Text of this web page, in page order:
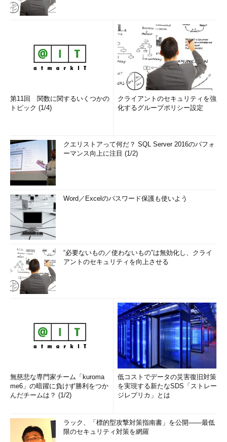
第11回 関数に関するいくつかの
トピック (1/4)
クライアントのセキュリティを強
化するグループポリシー設定
クエリストアって何だ？ SQL Server 2016のパフォ
ーマンス向上に注目 (1/2)
Word／Excelのパスワード保護も使いよう
“必要ないもの／使わないもの”は無効化し、クライ
アントのセキュリティを向上させる
無慈悲な専門家チーム「kuroma
me6」の暗躍に負けず勝利をつか
んだチームは？ (1/2)
低コストでデータの災害復旧対策
を実現する新たなSDS「ストレー
ジレプリカ」とは
ラック、「標的型攻撃対策指南書」を公開――最低
限のセキュリティ対策を網羅